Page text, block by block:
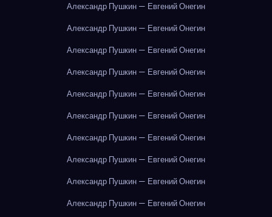
Александр Пушкин — Евгений Онегин
Александр Пушкин — Евгений Онегин
Александр Пушкин — Евгений Онегин
Александр Пушкин — Евгений Онегин
Александр Пушкин — Евгений Онегин
Александр Пушкин — Евгений Онегин
Александр Пушкин — Евгений Онегин
Александр Пушкин — Евгений Онегин
Александр Пушкин — Евгений Онегин
Александр Пушкин — Евгений Онегин